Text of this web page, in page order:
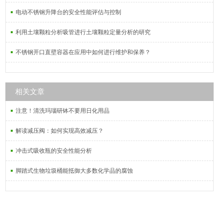
电动不锈钢升降台的安全性能评估与控制
利用土壤颗粒分析吸管进行土壤颗粒定量分析的研究
不锈钢开口直壁容器在应用中如何进行维护和保养？
相关文章
注意！清洗玛瑙研钵不要用日化用品
解读减压阀：如何实现高效减压？
冲击式吸收瓶的安全性能分析
脚踏式生物垃圾桶能抵御大多数化学品的腐蚀